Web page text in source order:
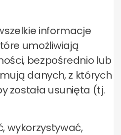
informacje
umożliwiają
bezpośrednio lub
danych, z których
została usunięta (tj.
wykorzystywać,